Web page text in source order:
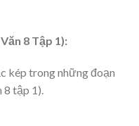
8 Tập 1):
kép trong những đoạn
8 tập 1).